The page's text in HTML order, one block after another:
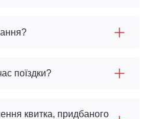
поїздки?
квитка, придбаного